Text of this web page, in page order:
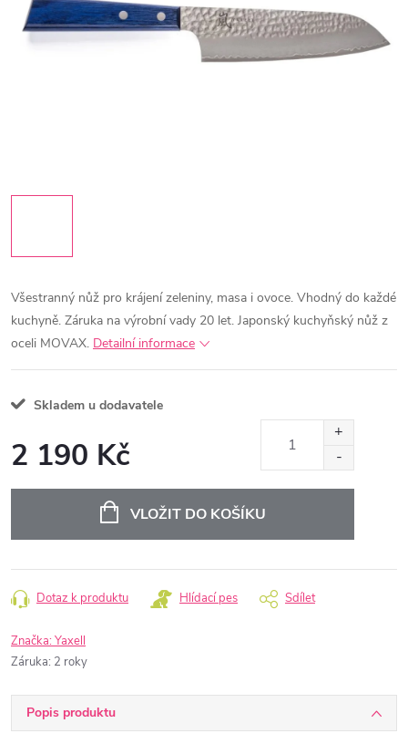
Všestranný nůž pro krájení zeleniny, masa i ovoce. Vhodný do každé
kuchyně. Záruka na výrobní vady 20 let. Japonský kuchyňský nůž z
oceli MOVAX. Detailní informace
Skladem u dodavatele
2 190 Kč
VLOŽIT DO KOŠÍKU
Dotaz k produktu Hlídací pes Sdílet
Značka:Yaxell
Záruka: 2 roky
Popis produktu